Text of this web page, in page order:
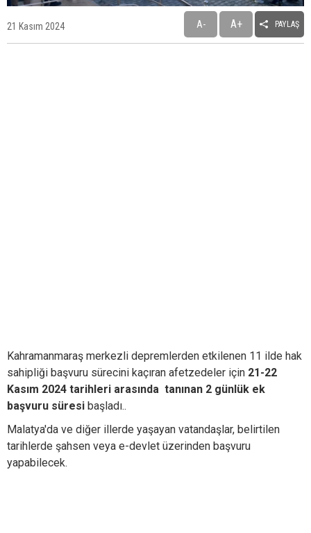
21 Kasım 2024 A- A+ PAYLAŞ
Kahramanmaraş merkezli depremlerden etkilenen 11 ilde hak
sahipliği başvuru sürecini kaçıran afetzedeler için 21-22
Kasım 2024 tarihleri arasında tanınan 2 günlük ek
başvuru süresi başladı..
Malatya'da ve diğer illerde yaşayan vatandaşlar, belirtilen
tarihlerde şahsen veya e-devlet üzerinden başvuru
yapabilecek.